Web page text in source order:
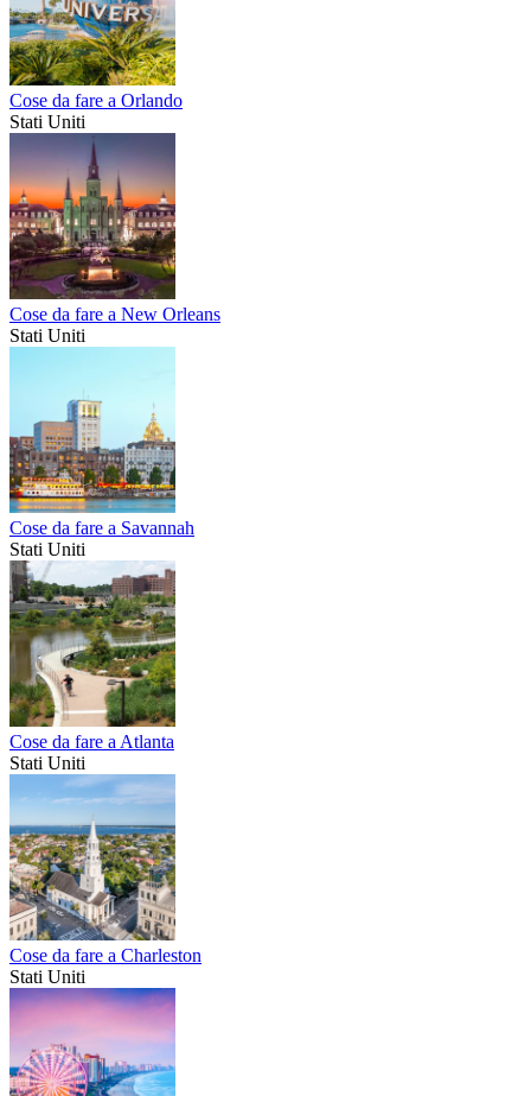
Cose da fare a Orlando
Stati Uniti
Cose da fare a New Orleans
Stati Uniti
Cose da fare a Savannah
Stati Uniti
Cose da fare a Atlanta
Stati Uniti
Cose da fare a Charleston
Stati Uniti